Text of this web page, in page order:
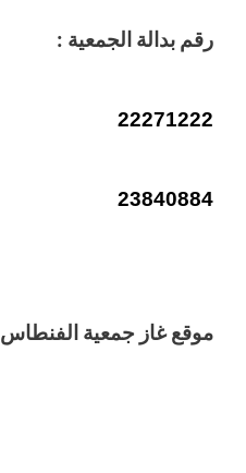
رقم بدالة الجمعية :
22271222
23840884
موقع غاز جمعية الفنطاس